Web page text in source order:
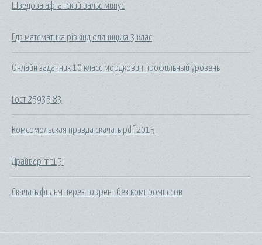
Шведова афганский вальс минус
Гдз математика рівкінд оляницька 3 клас
Онлайн задачник 10 класс мордкович профильный уровень
Гост 25935 83
Комсомольская правда скачать pdf 2015
Драйвер mt15i
Скачать фильм через торрент без компромиссов